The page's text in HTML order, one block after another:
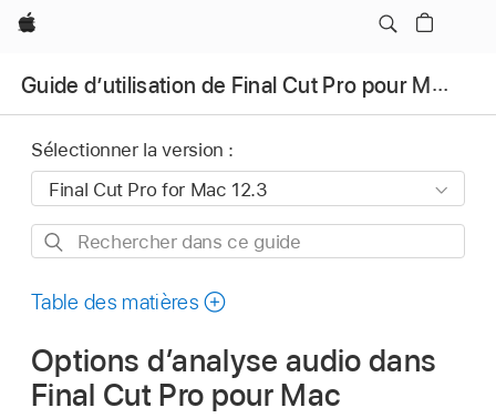
Apple
Guide d’utilisation de Final Cut Pro pour Mac
Sélectionner la version :
Rechercher
ce
Table des matières
Options d’analyse audio dans
Final Cut Pro pour Mac